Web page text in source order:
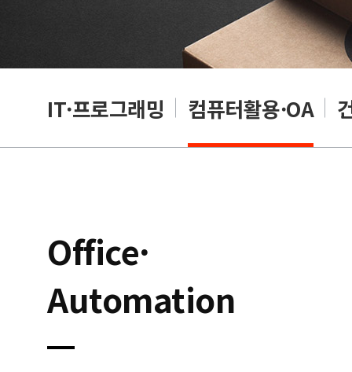
IT·프로그래밍 컴퓨터활용·OA
Office·
Automation